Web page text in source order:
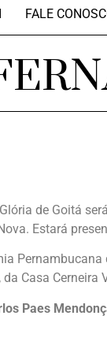
FALE
de Goitá
Estará
Casa Cerneira
Paes